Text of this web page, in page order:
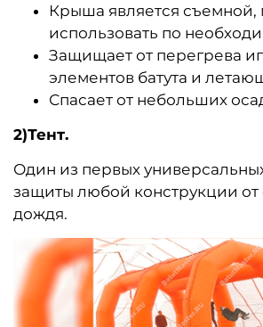
Крыша является
использовать по
Защищает от перегрева
элементов батута и
Спасает от небольших
2)Тент.
Один из первых
защиты любой конструкции от
дождя.